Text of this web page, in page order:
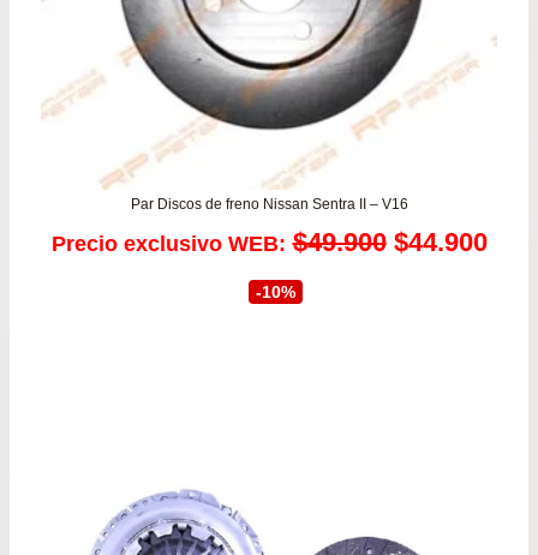
Par Discos de freno Nissan Sentra II – V16
Precio exclusivo WEB: $49.900 El
$44.900El
-10%